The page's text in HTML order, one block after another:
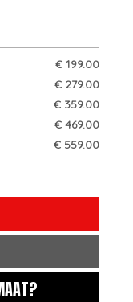
€ 199.00
€ 279.00
€ 359.00
€ 469.00
€ 559.00